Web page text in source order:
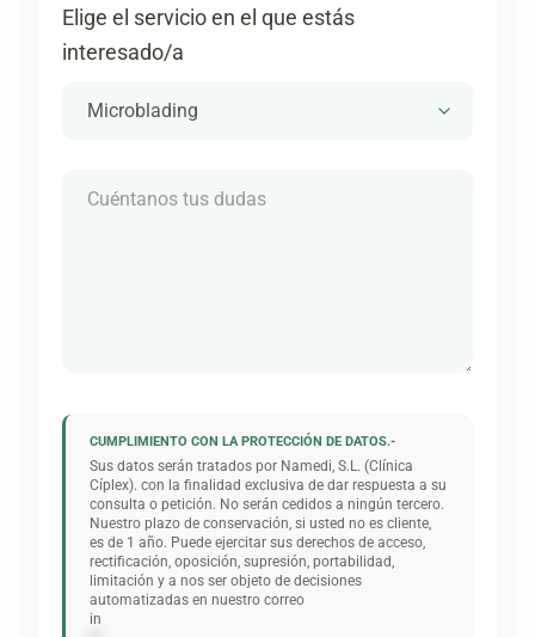
Elige el servicio en el que estás
interesado/a
CUMPLIMIENTO CON LA PROTECCIÓN DE DATOS.-
Sus datos serán tratados por Namedi, S.L. (Clínica
Cíplex). con la finalidad exclusiva de dar respuesta a su
consulta o petición. No serán cedidos a ningún tercero.
Nuestro plazo de conservación, si usted no es cliente,
es de 1 año. Puede ejercitar sus derechos de acceso,
rectificación, oposición, supresión, portabilidad,
limitación y a nos ser objeto de decisiones
automatizadas en nuestro correo
in